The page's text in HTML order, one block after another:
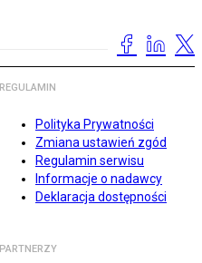
REGULAMIN
Polityka Prywatności
Zmiana ustawień zgód
Regulamin serwisu
Informacje o nadawcy
Deklaracja dostępności
PARTNERZY